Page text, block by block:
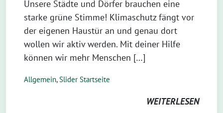
Unsere Städte und Dörfer brauchen eine
starke grüne Stimme! Klimaschutz fängt vor
der eigenen Haustür an und genau dort
wollen wir aktiv werden. Mit deiner Hilfe
können wir mehr Menschen […]
Allgemein,Slider Startseite
WEITERLESEN